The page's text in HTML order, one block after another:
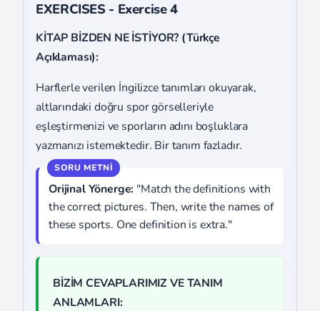
EXERCISES - Exercise 4
KİTAP BİZDEN NE İSTİYOR? (Türkçe
Açıklaması):
Harflerle verilen İngilizce tanımları okuyarak,
altlarındaki doğru spor görselleriyle
eşleştirmenizi ve sporların adını boşluklara
yazmanızı istemektedir. Bir tanım fazladır.
Orijinal Yönerge: "Match the definitions with
the correct pictures. Then, write the names of
these sports. One definition is extra."
BİZİM CEVAPLARIMIZ VE TANIM
ANLAMLARI: